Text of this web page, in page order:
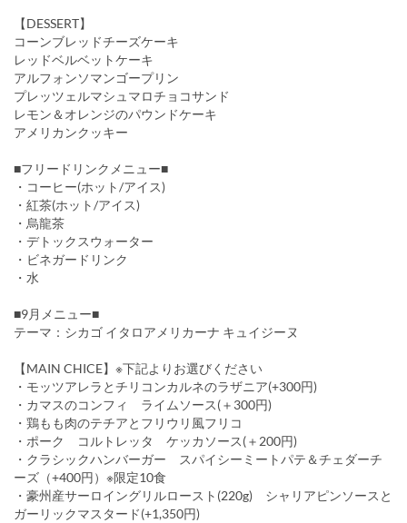
【DESSERT】
コーンブレッドチーズケーキ
レッドベルベットケーキ
アルフォンソマンゴープリン
プレッツェルマシュマロチョコサンド
レモン＆オレンジのパウンドケーキ
アメリカンクッキー
■フリードリンクメニュー■
・コーヒー(ホット/アイス)
・紅茶(ホット/アイス)
・烏龍茶
・デトックスウォーター
・ビネガードリンク
・水
■9月メニュー■
テーマ：シカゴ イタロアメリカーナ キュイジーヌ
【MAIN CHICE】※下記よりお選びください
・モッツアレラとチリコンカルネのラザニア(+300円)
・カマスのコンフィ ライムソース(＋300円)
・鶏もも肉のテチアとフリウリ風フリコ
・ポーク コルトレッタ ケッカソース(＋200円)
・クラシックハンバーガー スパイシーミートパテ＆チェダーチ
ーズ（+400円）※限定10食
・豪州産サーロイングリルロースト(220g) シャリアピンソースと
ガーリックマスタード(+1,350円)